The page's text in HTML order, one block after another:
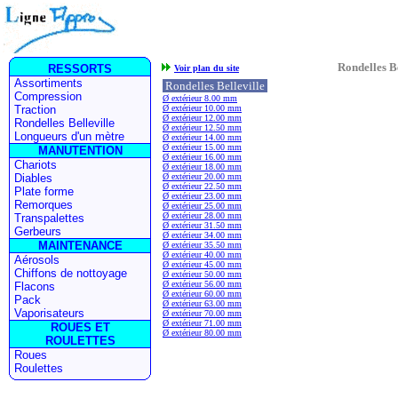
Voir plan du site Rondelles
Rondelles Belleville
Ø extérieur 8.00 mm
Ø extérieur 10.00 mm
Ø extérieur 12.00 mm
Ø extérieur 12.50 mm
Ø extérieur 14.00 mm
Ø extérieur 15.00 mm
Ø extérieur 16.00 mm
Ø extérieur 18.00 mm
Ø extérieur 20.00 mm
Ø extérieur 22.50 mm
Ø extérieur 23.00 mm
Ø extérieur 25.00 mm
Ø extérieur 28.00 mm
Ø extérieur 31.50 mm
Ø extérieur 34.00 mm
Ø extérieur 35.50 mm
Ø extérieur 40.00 mm
Ø extérieur 45.00 mm
Ø extérieur 50.00 mm
Ø extérieur 56.00 mm
Ø extérieur 60.00 mm
Ø extérieur 63.00 mm
Ø extérieur 70.00 mm
Ø extérieur 71.00 mm
Ø extérieur 80.00 mm